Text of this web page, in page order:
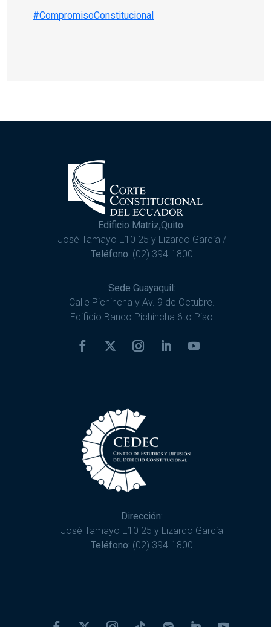
#CompromisoConstitucional
Edificio Matriz,Quito:
José Tamayo E10 25 y Lizardo García /
Teléfono: (02) 394-1800
Sede Guayaquil:
Calle Pichincha y Av. 9 de Octubre.
Edificio Banco Pichincha 6to Piso
Dirección:
José Tamayo E10 25 y Lizardo García
Teléfono: (02) 394-1800